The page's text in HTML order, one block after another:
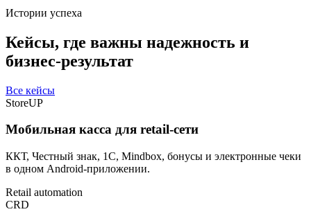
Истории успеха
Кейсы, где важны надежность и
бизнес-результат
Все кейсы
StoreUP
Мобильная касса для retail-сети
ККТ, Честный знак, 1С, Mindbox, бонусы и электронные чеки
в одном Android-приложении.
Retail automation
CRD